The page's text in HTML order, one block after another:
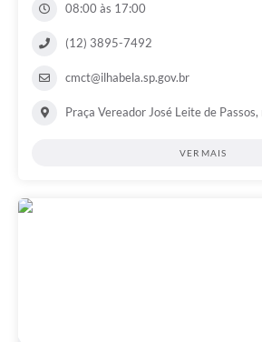
08:00 às 17:00
(12) 3895-7492
cmct@ilhabela.sp.gov.br
Praça Vereador José Leite de
VER MAIS